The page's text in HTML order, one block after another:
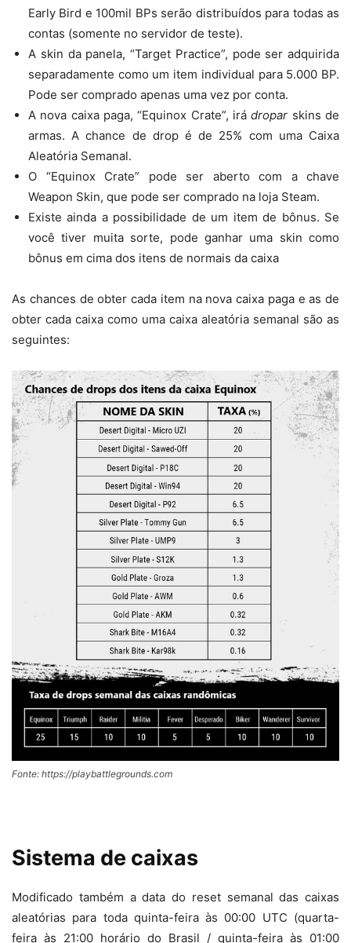
Early Bird e 100mil BPs serão distribuídos para todas as
contas (somente no servidor de teste).
A skin da panela, “Target Practice”, pode ser adquirida
separadamente como um item individual para 5.000 BP.
Pode ser comprado apenas uma vez por conta.
A nova caixa paga, “Equinox Crate”, irádropar skins de
armas. A chance de drop é de 25% com uma Caixa
Aleatória Semanal.
O “Equinox Crate” pode ser aberto com a chave
Weapon Skin, que pode ser comprado na loja Steam.
Existe ainda a possibilidade de um item de bônus. Se
você tiver muita sorte, pode ganhar uma skin como
bônus em cima dos itens de normais da caixa
As chances de obter cada item na nova caixa paga e as de
obter cada caixa como uma caixa aleatória semanal são as
seguintes:
Fonte: https://playbattlegrounds.com
Sistema de caixas
Modificado também a data do reset semanal das caixas
aleatórias para toda quinta-feira às 00:00 UTC (quarta-
feira às 21:00 horário do Brasil / quinta-feira às 01:00